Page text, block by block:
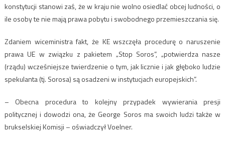
konstytucji stanowi zaś, że w kraju nie wolno osiedlać obcej ludności, o
ile osoby te nie mają prawa pobytu i swobodnego przemieszczania się.
Zdaniem wiceministra fakt, że KE wszczęła procedurę o naruszenie
prawa UE w związku z pakietem „Stop Soros”, „potwierdza nasze
(rządu) wcześniejsze twierdzenie o tym, jak licznie i jak głęboko ludzie
spekulanta (tj. Sorosa) są osadzeni w instytucjach europejskich”.
– Obecna procedura to kolejny przypadek wywierania presji
politycznej i dowodzi ona, że George Soros ma swoich ludzi także w
brukselskiej Komisji – oświadczył Voelner.